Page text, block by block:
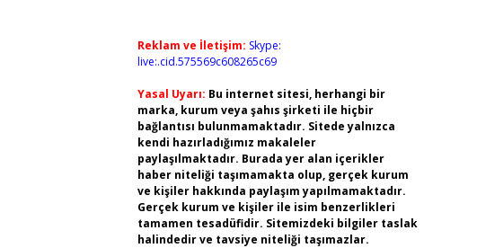
Reklam ve İletişim: Skype:
live:.cid.575569c608265c69
Yasal Uyarı: Bu internet sitesi, herhangi bir
marka, kurum veya şahıs şirketi ile hiçbir
bağlantısı bulunmamaktadır. Sitede yalnızca
kendi hazırladığımız makaleler
paylaşılmaktadır. Burada yer alan içerikler
haber niteliği taşımamakta olup, gerçek kurum
ve kişiler hakkında paylaşım yapılmamaktadır.
Gerçek kurum ve kişiler ile isim benzerlikleri
tamamen tesadüfidir. Sitemizdeki bilgiler taslak
halindedir ve tavsiye niteliği taşımazlar.